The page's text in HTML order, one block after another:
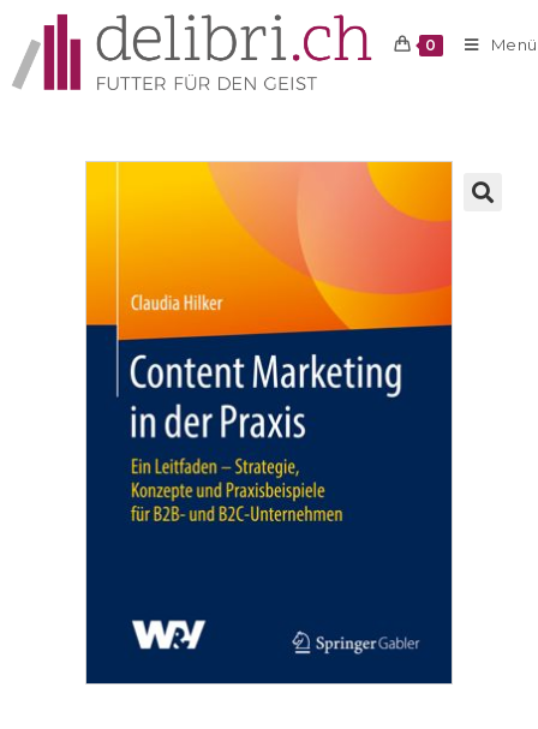
0 Menü